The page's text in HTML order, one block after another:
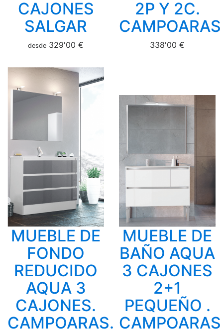
CAJONES
SALGAR
desde 329'00 €
2P Y 2C.
CAMPOARAS
338'00 €
MUEBLE DE
FONDO
REDUCIDO
AQUA 3
CAJONES.
CAMPOARAS.
MUEBLE DE
BAÑO AQUA
3 CAJONES
2+1
PEQUEÑO .
CAMPOARAS